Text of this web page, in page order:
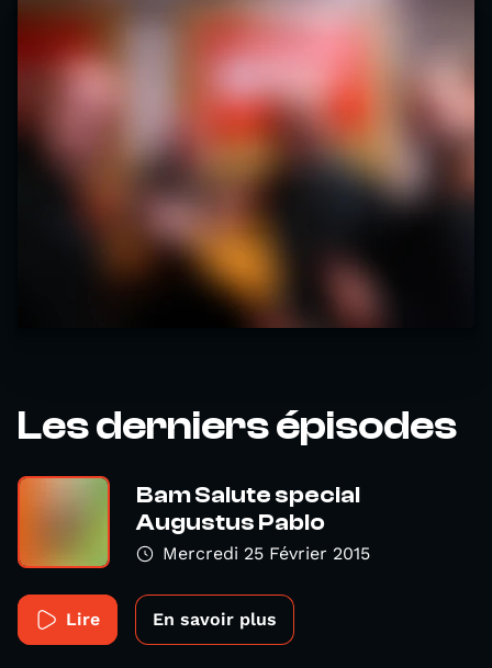
Les derniers épisodes
Bam Salute special
Augustus Pablo
Mercredi 25 Février 2015
Lire En savoir plus